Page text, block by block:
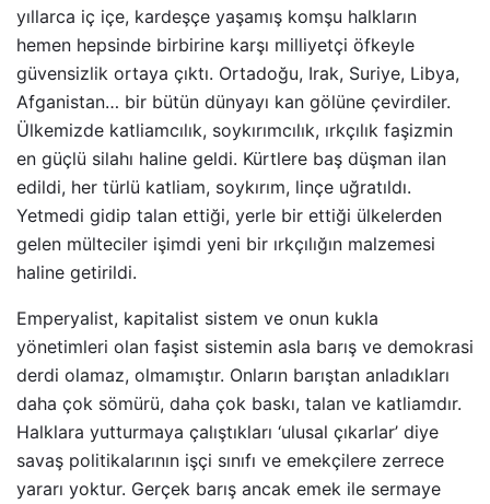
yıllarca iç içe, kardeşçe yaşamış komşu halkların
hemen hepsinde birbirine karşı milliyetçi öfkeyle
güvensizlik ortaya çıktı. Ortadoğu, Irak, Suriye, Libya,
Afganistan… bir bütün dünyayı kan gölüne çevirdiler.
Ülkemizde katliamcılık, soykırımcılık, ırkçılık faşizmin
en güçlü silahı haline geldi. Kürtlere baş düşman ilan
edildi, her türlü katliam, soykırım, linçe uğratıldı.
Yetmedi gidip talan ettiği, yerle bir ettiği ülkelerden
gelen mülteciler işimdi yeni bir ırkçılığın malzemesi
haline getirildi.
Emperyalist, kapitalist sistem ve onun kukla
yönetimleri olan faşist sistemin asla barış ve demokrasi
derdi olamaz, olmamıştır. Onların barıştan anladıkları
daha çok sömürü, daha çok baskı, talan ve katliamdır.
Halklara yutturmaya çalıştıkları ‘ulusal çıkarlar’ diye
savaş politikalarının işçi sınıfı ve emekçilere zerrece
yararı yoktur. Gerçek barış ancak emek ile sermaye